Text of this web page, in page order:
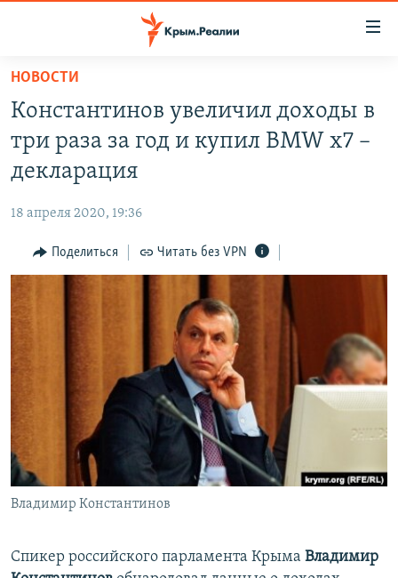
Вернуться
основному
содержанию
Вернутся
главной
навигации
Вернутся
поиску
11 ЛЕТ ОККУПАЦИИ КРЫМА. 11 ИСТОРИЙ СОПРОТИВЛЕНИЯ
ВОДА
ЕЩЕ
ИНТЕРАКТИВ
ИНФОГРАФИКА
ТЕЛЕПРОЕКТ КРЫМ.РЕАЛИИ
СОВЕТЫ ПРАВОЗАЩИТНИКОВ
ПРОПАВШИЕ БЕЗ ВЕСТИ
ПОБЕДИТЕЛЕЙ НЕ СУДЯТ?
КРЫМ.НЕПОКОРЕННЫЙ
ELIFBE
УКРАИНСКАЯ ПРОБЛЕМА КРЫМА
РАДІО СВОБОДА
КАК ОБОЙТИ БЛОКИРОВКУ
Українською
Qırımtatar
ПРИСОЕДИНЯЙТЕСЬ!
НОВОСТИ
Константинов увеличил доходы в
три раза за год и купил BMW x7 –
декларация
18 апреля 2020, 19:36
Поделиться Читать без VPN
Владимир Константинов
Спикер российского парламента Крыма Владимир